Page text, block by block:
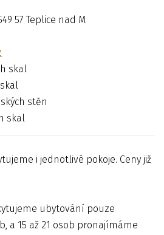
57 Teplice nad M
skal
stěn
skal
i jednotlivé pokoje. Ceny již
ubytování pouze
a 15 až 21 osob pronajímáme